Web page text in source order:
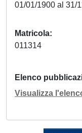
01/01/1900 al 31/
Matricola
011314
Elenco
Visualizza